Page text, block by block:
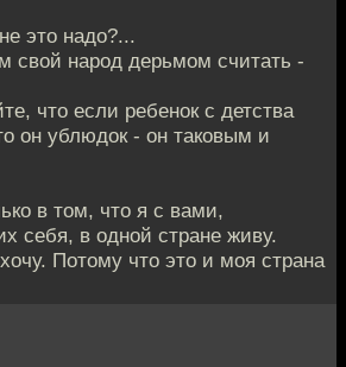
это надо?...
свой народ дерьмом считать -
что если ребенок с детства
он ублюдок - он таковым и
в том, что я с вами,
себя, в одной стране живу.
Потому что это и моя страна